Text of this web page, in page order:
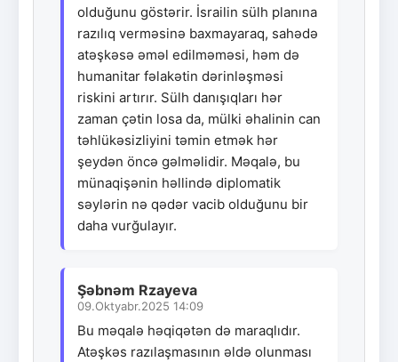
olduğunu göstərir. İsrailin sülh planına
razılıq verməsinə baxmayaraq, sahədə
atəşkəsə əməl edilməməsi, həm də
humanitar fəlakətin dərinləşməsi
riskini artırır. Sülh danışıqları hər
zaman çətin losa da, mülki əhalinin can
təhlükəsizliyini təmin etmək hər
şeydən öncə gəlməlidir. Məqalə, bu
münaqişənin həllində diplomatik
səylərin nə qədər vacib olduğunu bir
daha vurğulayır.
Şəbnəm Rzayeva
09.Oktyabr.2025 14:09
Bu məqalə həqiqətən də maraqlıdır.
Atəşkəs razılaşmasının əldə olunması